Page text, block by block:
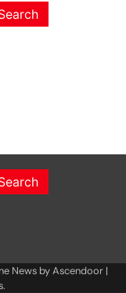
News byAscendoor|
.